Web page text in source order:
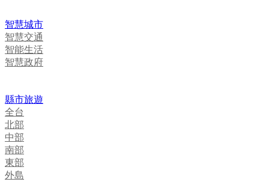
智慧城市
智慧交通
智能生活
智慧政府
縣市旅遊
全台
北部
中部
南部
東部
外島